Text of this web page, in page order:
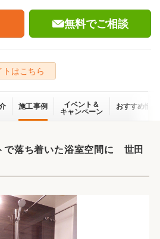
無料でご相談
トはこちら
施工事例
イベント＆
キャンペーン
おすすめ情報
で落ち着いた浴室空間に 世田